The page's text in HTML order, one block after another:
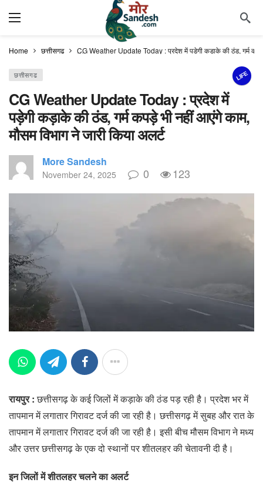
Home छत्तीसगढ CG Weather Update Today : प्रदेश में पड़ेगी कड़ाके की ठंड, गर्म कपड़े
LIFE
छत्तीसगढ
CG Weather Update Today : प्रदेश में
पड़ेगी कड़ाके की ठंड, गर्म कपड़े भी नहीं आएंगे काम,
मौसम विभाग ने जारी किया अलर्ट
More Sandesh
November 24, 2025 0 123
रायपुर :छत्तीसगढ़ के कई जिलों में कड़ाके की ठंड पड़ रही है। प्रदेश भर में
तापमान में लगातार गिरावट दर्ज की जा रही है। छत्तीसगढ़ में सुबह और रात के
तापमान में लगातार गिरावट दर्ज की जा रही है। इसी बीच मौसम विभाग ने मध्य
और उत्तर छत्तीसगढ़ के एक दो स्थानों पर शीतलहर की चेतावनी दी है।
इन जिलों में शीतलहर चलने का अलर्ट